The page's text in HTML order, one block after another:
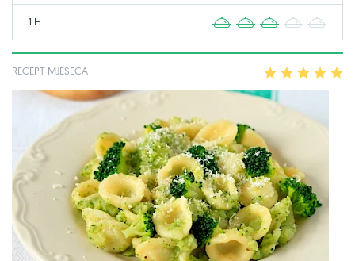
1 H 2 3 4
RECEPT MJESECA 2 3 4